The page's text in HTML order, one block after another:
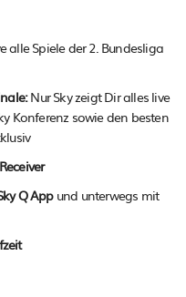
alle Spiele der 2. Bundesliga
Nur Sky zeigt Dir alles live
Konferenz sowie den besten
Q Appund unterwegs mit